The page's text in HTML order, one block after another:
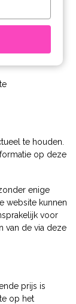
te houden.
op deze
enige
website kunnen
voor
van de via deze
prijs is
op het